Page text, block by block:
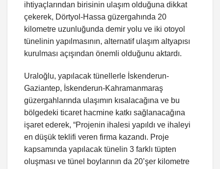
ihtiyaçlarından birisinin ulaşım olduğuna dikkat
çekerek, Dörtyol-Hassa güzergahında 20
kilometre uzunluğunda demir yolu ve iki otoyol
tünelinin yapılmasının, alternatif ulaşım altyapısı
kurulması açışından önemli olduğunu aktardı.
Uraloğlu, yapılacak tünellerle İskenderun-
Gaziantep, İskenderun-Kahramanmaraş
güzergahlarında ulaşımın kısalacağına ve bu
bölgedeki ticaret hacmine katkı sağlanacağına
işaret ederek, “Projenin ihalesi yapıldı ve ihaleyi
en düşük teklifi veren firma kazandı. Proje
kapsamında yapılacak tünelin 3 farklı tüpten
oluşması ve tünel boylarının da 20’şer kilometre